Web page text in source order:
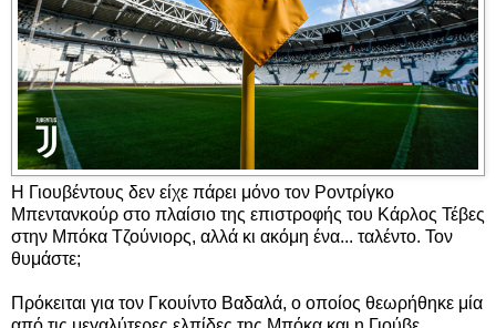
Η Γιουβέντους δεν είχε πάρει μόνο τον Ροντρίγκο
Μπεντανκούρ στο πλαίσιο της επιστροφής του Κάρλος Τέβες
στην Μπόκα Τζούνιορς, αλλά κι ακόμη ένα... ταλέντο. Τον
θυμάστε;
Πρόκειται για τον Γκουίντο Βαδαλά, ο οποίος θεωρήθηκε μία